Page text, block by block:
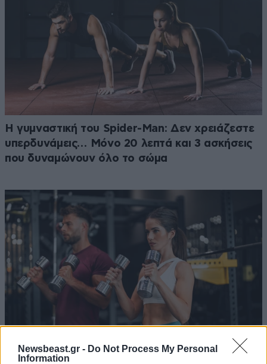
Newsbeast.gr - Do Not Process My Personal
Information
Η γυμναστική του Spider-Man: Δεν χρειάζεστε
υπερδυνάμεις… Μόνο 20 λεπτά και 3 ασκήσεις
που δυναμώνουν όλο το σώμα